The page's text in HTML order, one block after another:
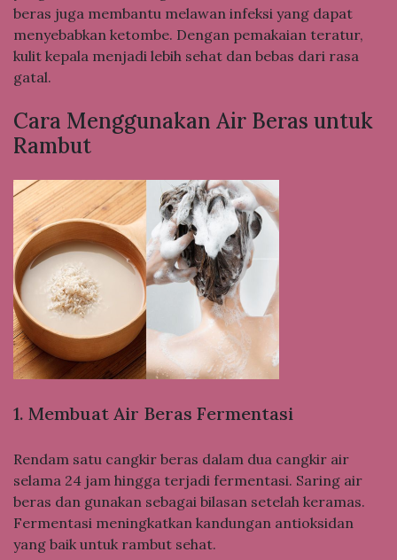
beras juga membantu melawan infeksi yang dapat
menyebabkan ketombe. Dengan pemakaian teratur,
kulit kepala menjadi lebih sehat dan bebas dari rasa
gatal.
Cara Menggunakan Air Beras untuk
Rambut
1. Membuat Air Beras Fermentasi
Rendam satu cangkir beras dalam dua cangkir air
selama 24 jam hingga terjadi fermentasi. Saring air
beras dan gunakan sebagai bilasan setelah keramas.
Fermentasi meningkatkan kandungan antioksidan
yang baik untuk rambut sehat.